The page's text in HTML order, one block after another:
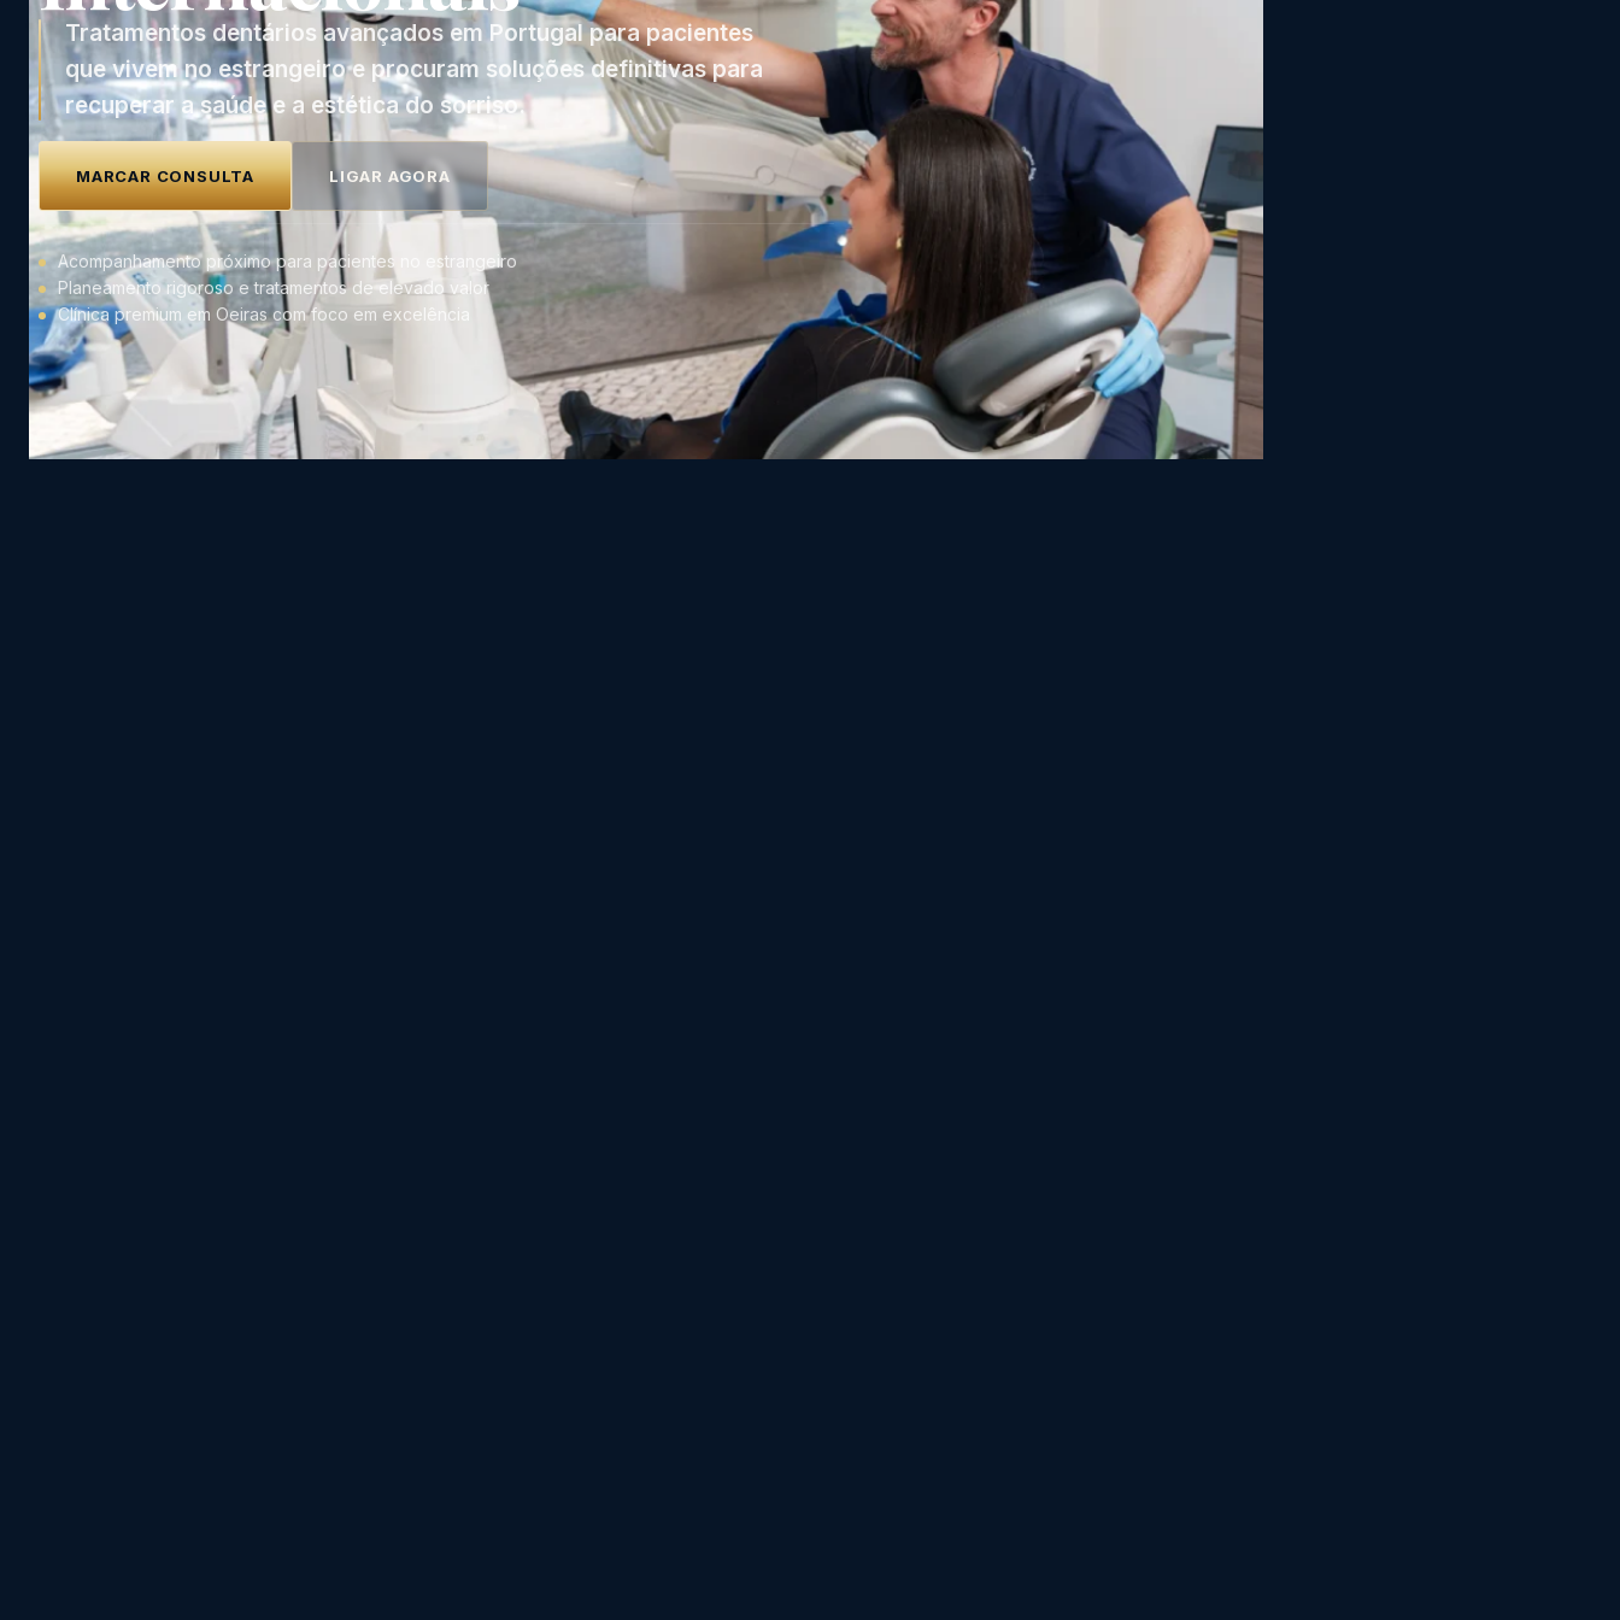
Tratamentos dentários avançados em Portugal para pacientes
que vivem no estrangeiro e procuram soluções definitivas para
recuperar a saúde e a estética do sorriso.
MARCAR CONSULTA LIGAR AGORA
Acompanhamento próximo para pacientes no estrangeiro
Planeamento rigoroso e tratamentos de elevado valor
Clínica premium em Oeiras com foco em excelência